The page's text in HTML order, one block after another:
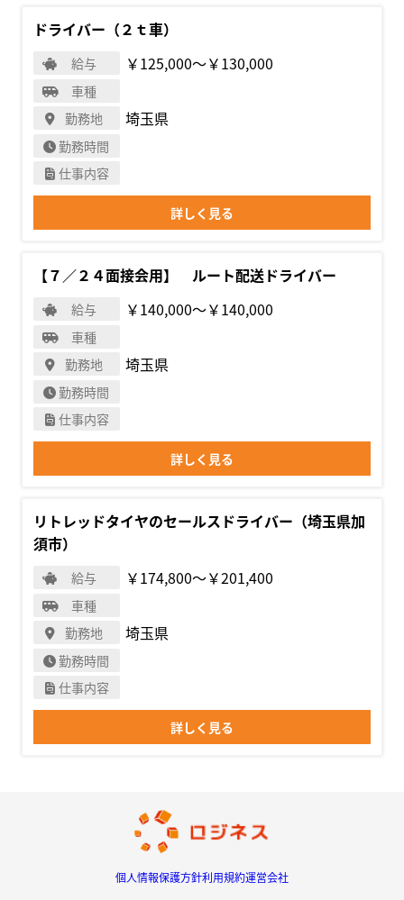
ドライバー（２ｔ車）
給与 ￥125,000〜￥130,000
車種
勤務地
埼玉県
勤務時間
仕事内容
詳しく見る
【７／２４面接会用】 ルート配送ドライバー
給与 ￥140,000〜￥140,000
車種
勤務地
埼玉県
勤務時間
仕事内容
詳しく見る
リトレッドタイヤのセールスドライバー（埼玉県加
須市）
給与 ￥174,800〜￥201,400
車種
勤務地
埼玉県
勤務時間
仕事内容
詳しく見る
個人情報保護方針利用規約運営会社